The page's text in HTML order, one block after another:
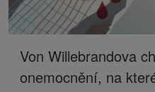
Von Willebrandova
onemocnění, na